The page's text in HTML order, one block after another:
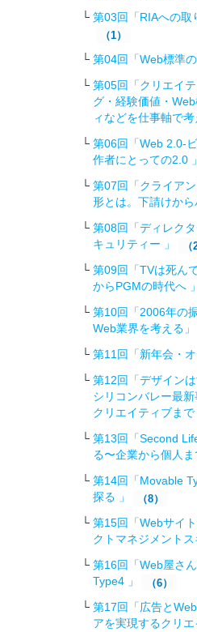
第03回「RIAへの取
（1）
第04回「Web標準の
第05回「クリエイ
グ・経験価値・
ィなどを仕事軸で考
第06回「Web 2.0-
作者にとっての2.0 」
第07回「クライア
形とは。下請けから
第08回「ディレク
キュリティー 」
（
第09回「TVは死ん
からPGMの時代へ 」
第10回「2006年の
Web業界を考える」
第11回「新年会・オ
第12回「デザイン
シリコンバレー最
クリエイティブまで
第13回「Second
る〜企業から個人ま
第14回「Movable
探る 」
（8）
第15回「Webサイ
クトマネジメントス
第16回「Web屋さ
Type4 」
（6）
第17回「広告と
アを実現するクリエ